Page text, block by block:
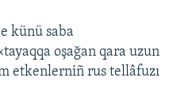
künü saba
oşağan qara uzun
etkenlerniñ rus tellâfuzı